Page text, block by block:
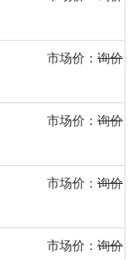
市场价： 询价
市场价： 询价
市场价： 询价
市场价： 询价